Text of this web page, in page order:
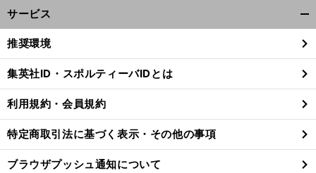
サービス
閉
る
推奨環境
集英社ID・スポルティーバIDとは
利用規約・会員規約
特定商取引法に基づく表示・その他の事項
ブラウザプッシュ通知について